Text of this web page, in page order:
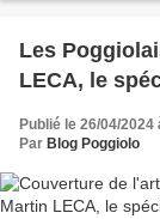
Les
LECA, le
Publié le 26/04/2024
Par Blog Poggiolo